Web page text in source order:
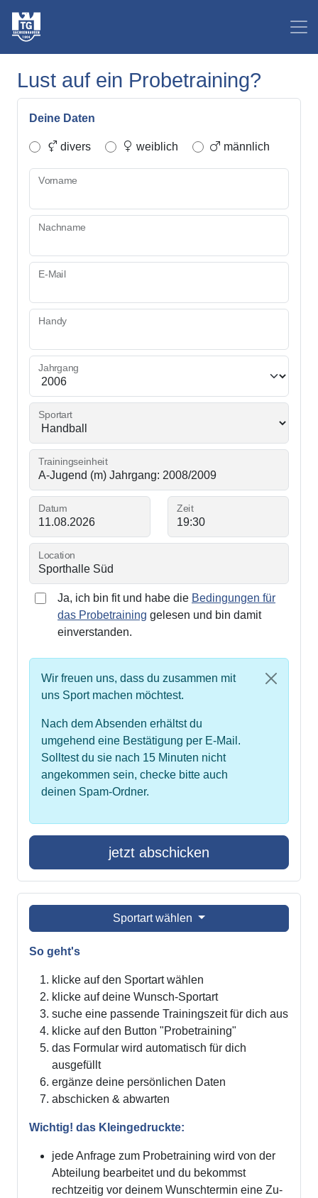
Lust auf ein Probetraining?
Deine Daten
divers weiblich männlich
Vorname
Nachname
E-Mail
Handy
Jahrgang
Sportart
Trainingseinheit
Datum Zeit
Location
Ja, ich bin fit und habe die Bedingungen für
das Probetraining gelesen und bin damit
einverstanden.
Wir freuen uns, dass du zusammen mit
uns Sport machen möchtest.
Nach dem Absenden erhältst du
umgehend eine Bestätigung per E-Mail.
Solltest du sie nach 15 Minuten nicht
angekommen sein, checke bitte auch
deinen Spam-Ordner.
jetzt abschicken
Sportart wählen
So geht's
klicke auf den Sportart wählen
klicke auf deine Wunsch-Sportart
suche eine passende Trainingszeit für dich aus
klicke auf den Button "Probetraining"
das Formular wird automatisch für dich
ausgefüllt
ergänze deine persönlichen Daten
abschicken & abwarten
Wichtig! das Kleingedruckte:
jede Anfrage zum Probetraining wird von der
Abteilung bearbeitet und du bekommst
rechtzeitig vor deinem Wunschtermin eine Zu-